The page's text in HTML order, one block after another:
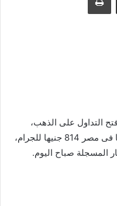
التداول على الذهب،
ليسجل عيار 21 وهو الأكثر مبيعا ورواجا فى مصر 814 جنيها للجرام،
المسجلة صباح اليوم.